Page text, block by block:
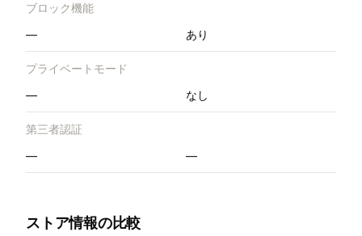
ブロック機能
—
あり
プライベートモード
—
なし
第三者認証
—
—
ストア情報の比較